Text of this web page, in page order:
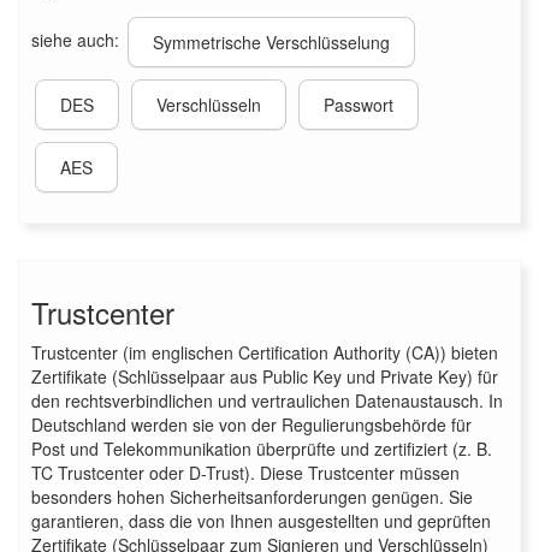
siehe auch: Symmetrische Verschlüsselung
DES Verschlüsseln Passwort
AES
Trustcenter
Trustcenter (im englischen Certification Authority (CA)) bieten
Zertifikate (Schlüsselpaar aus Public Key und Private Key) für
den rechtsverbindlichen und vertraulichen Datenaustausch. In
Deutschland werden sie von der Regulierungsbehörde für
Post und Telekommunikation überprüfte und zertifiziert (z. B.
TC Trustcenter oder D-Trust). Diese Trustcenter müssen
besonders hohen Sicherheitsanforderungen genügen. Sie
garantieren, dass die von Ihnen ausgestellten und geprüften
Zertifikate (Schlüsselpaar zum Signieren und Verschlüsseln)